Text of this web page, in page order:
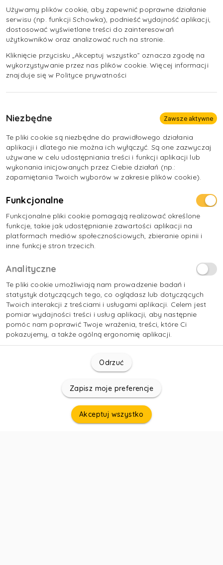
zdolności manualnych i artystycznych, - kandydat
do pracy ma słabe wykształcenie ogólne, -
kandydatowi do pracy brakuje cierpliwości i
odporności psychicznej w kontaktach z klientami, -
kandydat do pracy nie przepada za dbałością o
kulturę i higienę osobistą.
Używamy plików cookie, aby zapewnić poprawne działanie
serwisu (np. funkcji Schowka), podnieść wydajność aplikacji,
dostosować wyświetlane treści do zainteresowań
użytkowników oraz analizować ruch na stronie.
Kliknięcie przycisku „Akceptuj wszystko” oznacza zgodę na
wykorzystywanie przez nas plików cookie. Więcej informacji
znajduje się w Polityce prywatności
Niezbędne Zawsze aktywne
Te pliki cookie są niezbędne do prawidłowego działania
aplikacji i dlatego nie można ich wyłączyć. Są one zazwyczaj
używane w celu udostępniania treści i funkcji aplikacji lub
wykonania inicjowanych przez Ciebie działań (np.:
zapamiętania Twoich wyborów w zakresie plików cookie).
Funkcjonalne
Funkcjonalne pliki cookie pomagają realizować określone
funkcje, takie jak udostępnianie zawartości aplikacji na
platformach mediów społecznościowych, zbieranie opinii i
inne funkcje stron trzecich.
Analityczne
Te pliki cookie umożliwiają nam prowadzenie badań i
statystyk dotyczących tego, co oglądasz lub dotyczących
Twoich interakcji z treściami i usługami aplikacji. Celem jest
pomiar wydajności treści i usług aplikacji, aby następnie
pomóc nam poprawić Twoje wrażenia, treści, które Ci
pokazujemy, a także ogólną ergonomię aplikacji.
Odrzuć
Zapisz moje preferencje
Akceptuj wszystko